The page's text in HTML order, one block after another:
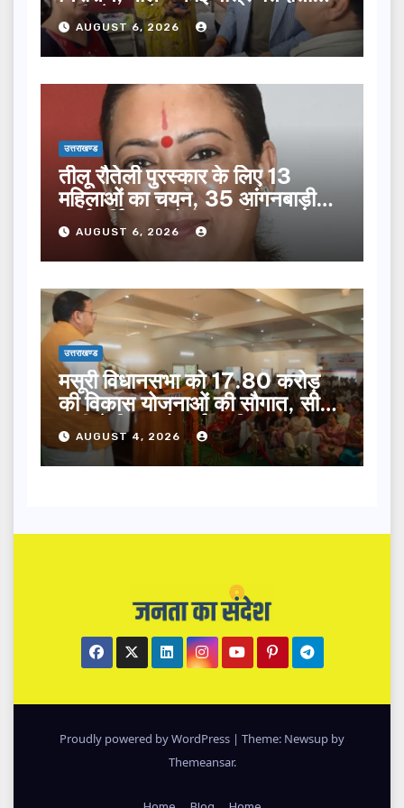
सूची से न छूटे…
AUGUST 6, 2026
उत्तराखण्ड
तीलू रौतेली पुरस्कार के लिए 13
महिलाओं का चयन, 35 आंगनबाड़ी
कार्यकर्तियां भी होंगी सम्मानित…
AUGUST 6, 2026
उत्तराखण्ड
मसूरी विधानसभा को 17.80 करोड़
की विकास योजनाओं की सौगात, सीएम
धामी ने किया लोकार्पण-शिलान्यास.
AUGUST 4, 2026
Proudly powered by WordPress | Theme: Newsup by
Themeansar.